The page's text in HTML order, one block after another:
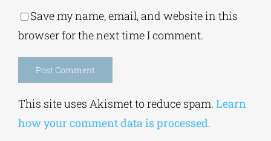
browser for the next time I comment.
Alternative:
This site uses Akismet to reduce spam.
how your comment data is processed.